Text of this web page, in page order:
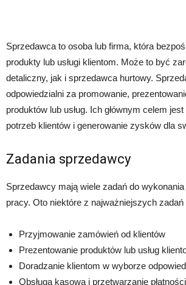
Sprzedawca to osoba lub firma, która
produkty lub usługi klientom. Może to być
detaliczny, jak i sprzedawca hurtowy.
odpowiedzialni za promowanie,
produktów lub usług. Ich głównym celem
potrzeb klientów i generowanie zysków dla
Zadania sprzedawcy
Sprzedawcy mają wiele zadań do
pracy. Oto niektóre z najważniejszych
Przyjmowanie zamówień od klientów
Prezentowanie produktów lub usług
Doradzanie klientom w wyborze
Obsługa kasowa i przetwarzanie płatności